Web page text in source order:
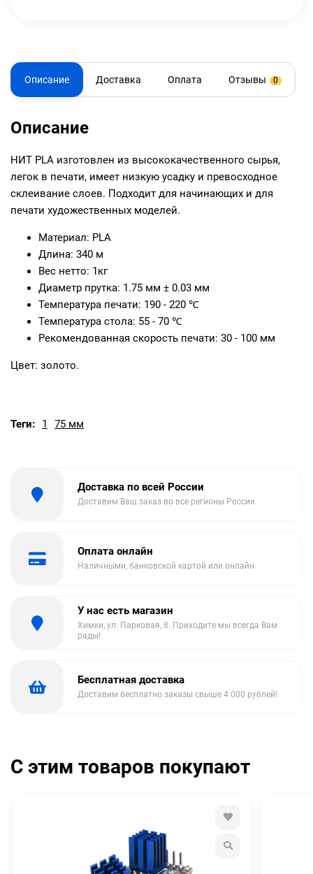
Описание Доставка Оплата Отзывы 0
Описание
НИТ PLA изготовлен из высококачественного сырья,
легок в печати, имеет низкую усадку и превосходное
склеивание слоев. Подходит для начинающих и для
печати художественных моделей.
Материал: PLA
Длина: 340 м
Вес нетто: 1кг
Диаметр прутка: 1.75 мм ± 0.03 мм
Температура печати: 190 - 220 ℃
Температура стола: 55 - 70 ℃
Рекомендованная скорость печати: 30 - 100 мм
Цвет: золото.
Теги: 1 75 мм
Доставка по всей России
Доставим Ваш заказ во все регионы России
Оплата онлайн
Наличными, банковской картой или онлайн
У нас есть магазин
Химки, ул. Парковая, 8. Приходите мы всегда Вам
рады!
Бесплатная доставка
Доставим бесплатно заказы свыше 4 000 рублей!
С этим товаров покупают